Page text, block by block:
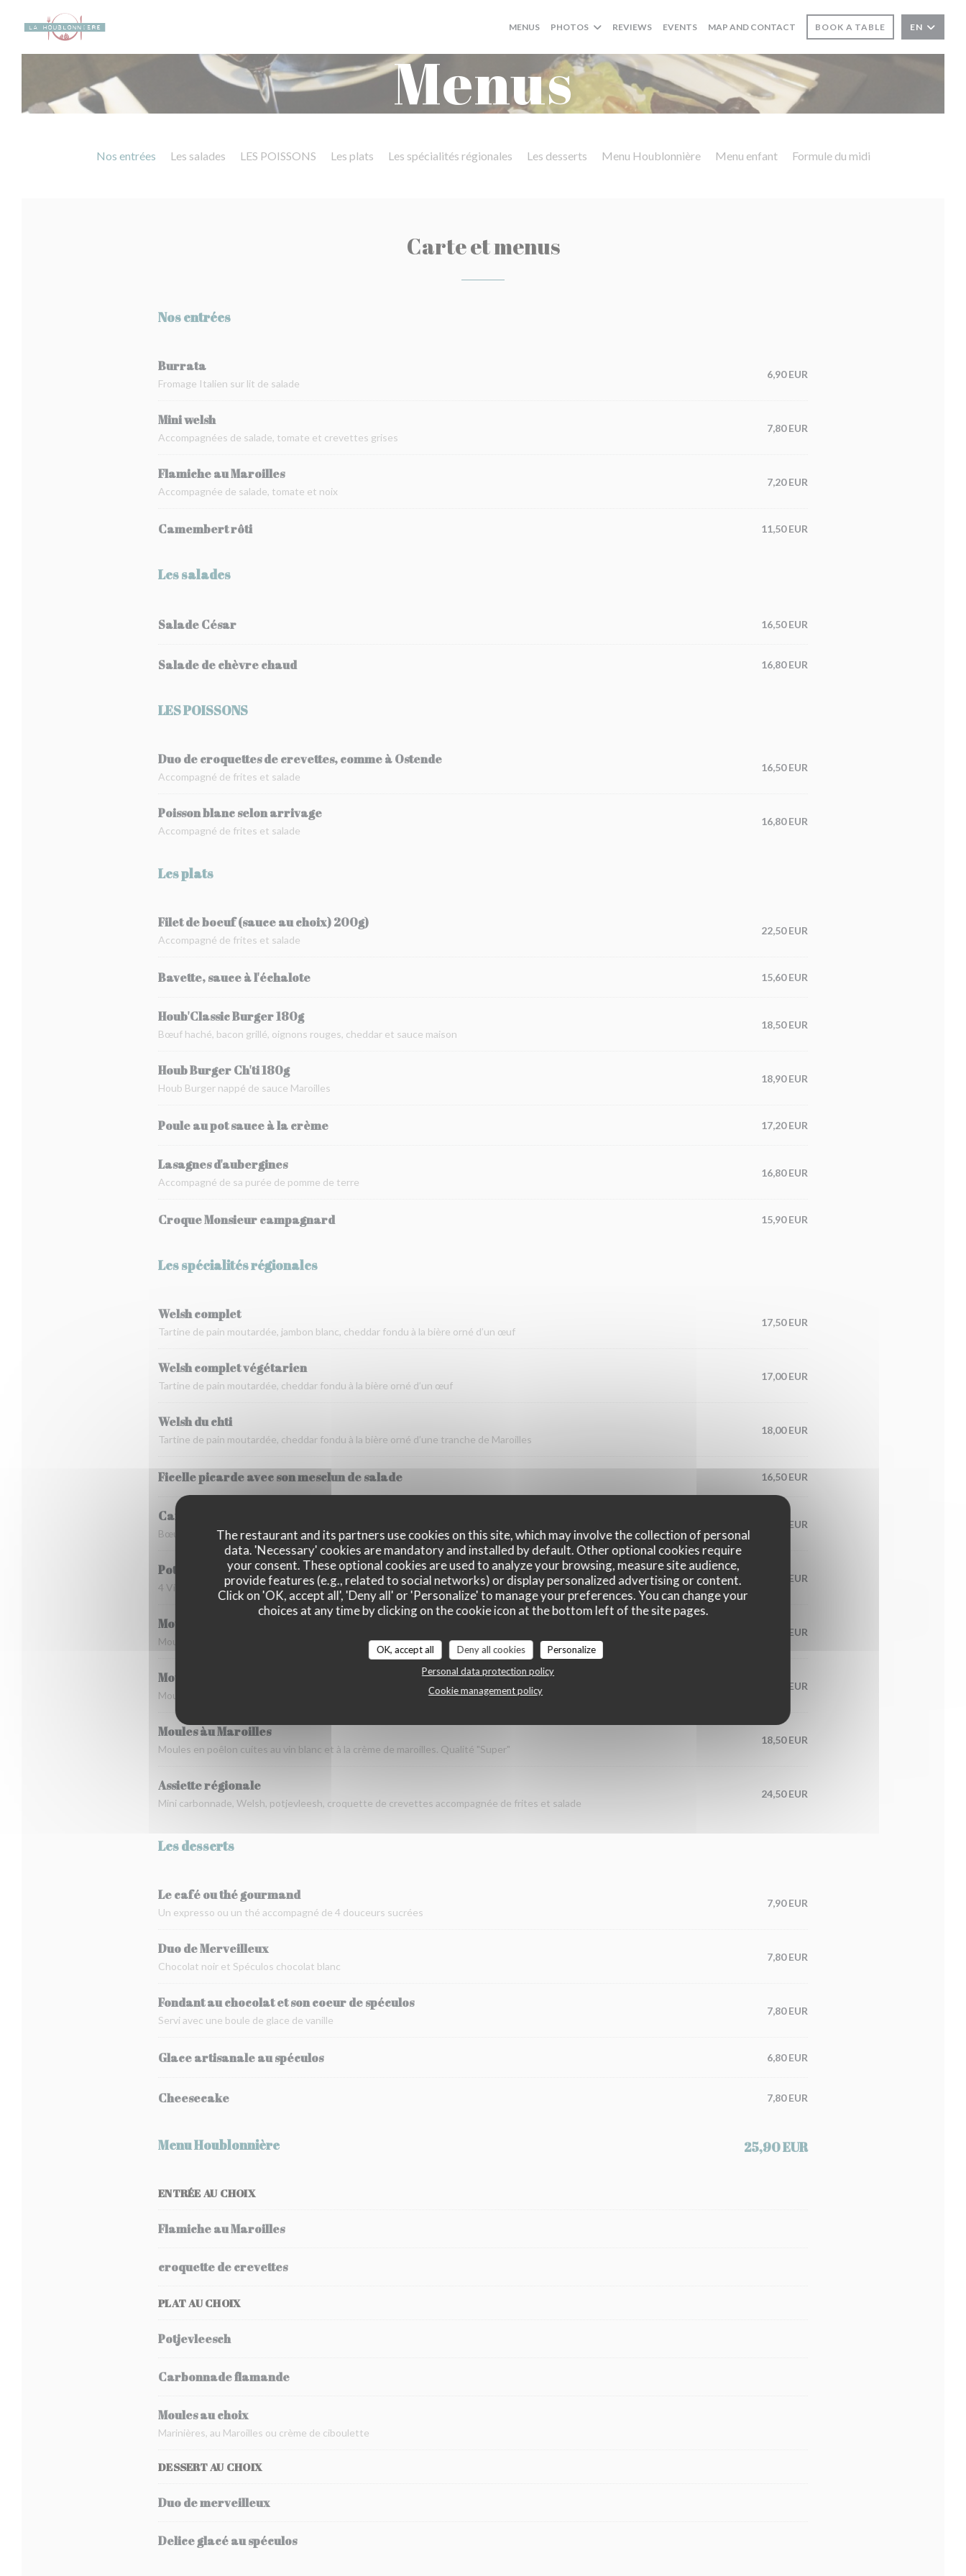
Personalizing your cookie choices
The restaurant and its partners use cookies on this site, which may involve the collection of personal
data. 'Necessary' cookies are mandatory and installed by default. Other optional cookies require
your consent. These optional cookies are used to analyze your browsing, measure site audience,
provide features (e.g., related to social networks) or display personalized advertising or content.
Click on 'OK, accept all', 'Deny all' or 'Personalize' to manage your preferences. You can change your
choices at any time by clicking on the cookie icon at the bottom left of the site pages.
OK, accept all Deny all cookies
Personalize
Personal data protection policy
Cookie management policy
MENUS PHOTOS REVIEWS EVENTS MAP AND CONTACT BOOK A TABLE EN
Menus
Nos entrées Les salades LES POISSONS Les plats Les spécialités régionales Les desserts Menu Houblonnière Menu enfant Formule du midi
Carte et menus
Nos entrées
Burrata
Fromage Italien sur lit de salade
6,90 EUR
Mini welsh
Accompagnées de salade, tomate et crevettes grises
7,80 EUR
Flamiche au Maroilles
Accompagnée de salade, tomate et noix
7,20 EUR
Camembert rôti 11,50 EUR
Les salades
Salade César 16,50 EUR
Salade de chèvre chaud 16,80 EUR
LES POISSONS
Duo de croquettes de crevettes, comme à Ostende
Accompagné de frites et salade
16,50 EUR
Poisson blanc selon arrivage
Accompagné de frites et salade
16,80 EUR
Les plats
Filet de boeuf (sauce au choix) 200g)
Accompagné de frites et salade
22,50 EUR
Bavette, sauce à l'échalote 15,60 EUR
Houb'Classic Burger 180g
Bœuf haché, bacon grillé, oignons rouges, cheddar et sauce maison
18,50 EUR
Houb Burger Ch'ti 180g
Houb Burger nappé de sauce Maroilles
18,90 EUR
Poule au pot sauce à la crème 17,20 EUR
Lasagnes d'aubergines
Accompagné de sa purée de pomme de terre
16,80 EUR
Croque Monsieur campagnard 15,90 EUR
Les spécialités régionales
Welsh complet
Tartine de pain moutardée, jambon blanc, cheddar fondu à la bière orné d’un œuf
17,50 EUR
Welsh complet végétarien
Tartine de pain moutardée, cheddar fondu à la bière orné d’un œuf
17,00 EUR
Welsh du chti
Tartine de pain moutardée, cheddar fondu à la bière orné d’une tranche de Maroilles
18,00 EUR
Ficelle picarde avec son mesclun de salade 16,50 EUR
Carbonnade flamande maison
Bœuf braisé à la bière, pain d’épice
18,00 EUR
Potjevleesch maison
4 Viandes froides : poulet, lapin, veau et porc servi dans une terrine en gelée
18,00 EUR
Moules marinères
Moules en poêlon cuites au vin blanc Qualité "Super"
17,50 EUR
Moules à la crème de ciboulette
Moules en poêlon cuites au vin blanc et crème de ciboulette Qualité "Super"
17,80 EUR
Moules àu Maroilles
Moules en poêlon cuites au vin blanc et à la crème de maroilles. Qualité "Super"
18,50 EUR
Assiette régionale
Mini carbonnade, Welsh, potjevleesh, croquette de crevettes accompagnée de frites et salade
24,50 EUR
Les desserts
Le café ou thé gourmand
Un expresso ou un thé accompagné de 4 douceurs sucrées
7,90 EUR
Duo de Merveilleux
Chocolat noir et Spéculos chocolat blanc
7,80 EUR
Fondant au chocolat et son coeur de spéculos
Servi avec une boule de glace de vanille
7,80 EUR
Glace artisanale au spéculos 6,80 EUR
Cheesecake 7,80 EUR
Menu Houblonnière 25,90 EUR
ENTRÉE AU CHOIX
Flamiche au Maroilles
croquette de crevettes
PLAT AU CHOIX
Potjevleesch
Carbonnade flamande
Moules au choix
Marinières, au Maroilles ou crème de ciboulette
DESSERT AU CHOIX
Duo de merveilleux
Delice glacé au spéculos